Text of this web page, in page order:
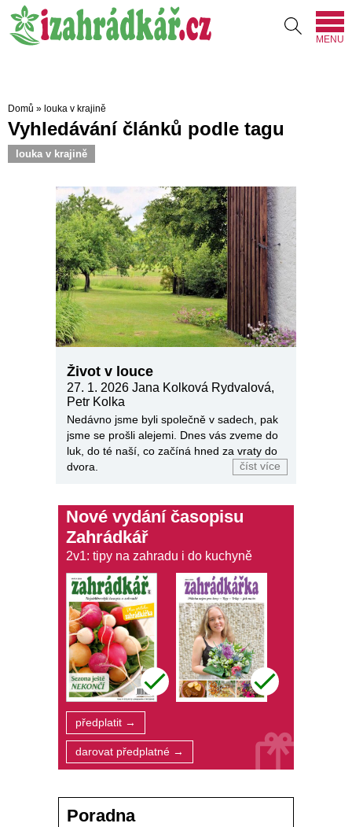
MENU
Domů » louka v krajině
Vyhledávání článků podle tagu
louka v krajině
Život v louce
27. 1. 2026 Jana Kolková Rydvalová,
Petr Kolka
Nedávno jsme byli společně v sadech, pak
jsme se prošli alejemi. Dnes vás zveme do
luk, do té naší, co začíná hned za vraty do
dvora.
číst více
Nové vydání časopisu
Zahrádkář
2v1: tipy na zahradu i do kuchyně
předplatit →
darovat předplatné →
Poradna